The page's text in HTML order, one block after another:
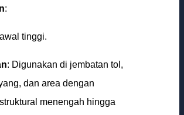
:
tinggi.
: Digunakan di jembatan tol,
dan area dengan
menengah hingga